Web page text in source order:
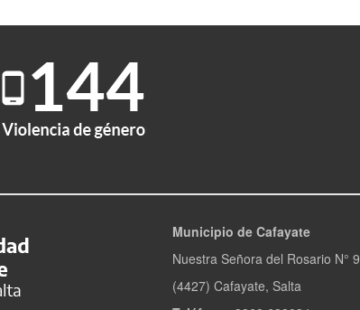
Municipio de Cafayate
Nuestra Señora del Rosario N° 9
(4427) Cafayate, Salta